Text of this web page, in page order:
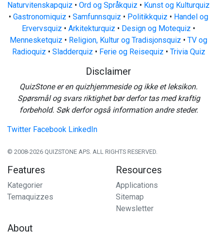
Naturvitenskapquiz • Ord og Språkquiz • Kunst og Kulturquiz
• Gastronomiquiz • Samfunnsquiz • Politikkquiz • Handel og
Ervervsquiz • Arkitekturquiz • Design og Motequiz •
Mennesketquiz • Religion, Kultur og Tradisjonsquiz • TV og
Radioquiz • Sladderquiz • Ferie og Reisequiz • Trivia Quiz
Disclaimer
QuizStone er en quizhjemmeside og ikke et leksikon.
Spørsmål og svars riktighet bør derfor tas med kraftig
forbehold. Søk derfor også information andre steder.
Twitter Facebook LinkedIn
© 2008-2026 QUIZSTONE APS. ALL RIGHTS RESERVED.
Features
Kategorier
Temaquizzes
Resources
Applications
Sitemap
Newsletter
About